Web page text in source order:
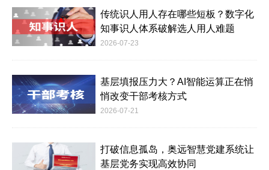
传统识人用人存在哪些短板？数字化
知事识人体系破解选人用人难题
2026-07-23
基层填报压力大？AI智能运算正在悄
悄改变干部考核方式
2026-07-21
打破信息孤岛，奥远智慧党建系统让
基层党务实现高效协同